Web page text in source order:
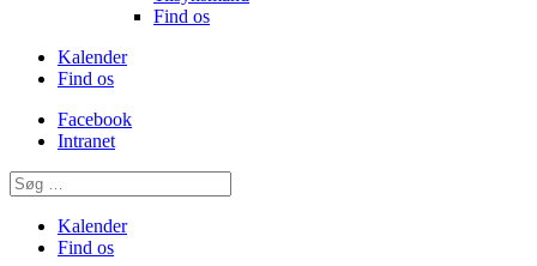
Find os
Kalender
Find os
Facebook
Intranet
Kalender
Find os